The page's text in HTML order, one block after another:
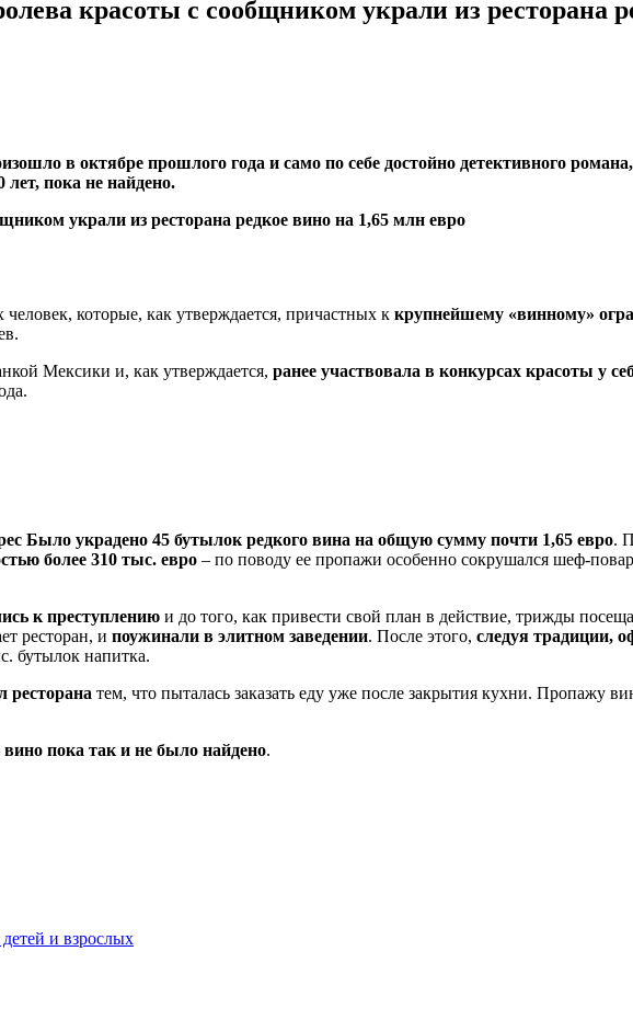
красоты с сообщником украли из ресторана
в октябре прошлого года и само по себе достойно детективного
пока не найдено.
которые, как утверждается, причастных к крупнейшему «винному»
Мексики и, как утверждается, ранее участвовала в конкурсах красоты у
Было украдено 45 бутылок редкого вина на общую сумму почти 1,65 евро.
более 310 тыс. евро – по поводу ее пропажи особенно сокрушался шеф-
к преступлению и до того, как привести свой план в действие, трижды
ресторан, и поужинали в элитном заведении. После этого, следуя традиции,
бутылок напитка.
ресторана тем, что пыталась заказать еду уже после закрытия кухни. Пропажу
вино пока так и не было найдено.
и взрослых